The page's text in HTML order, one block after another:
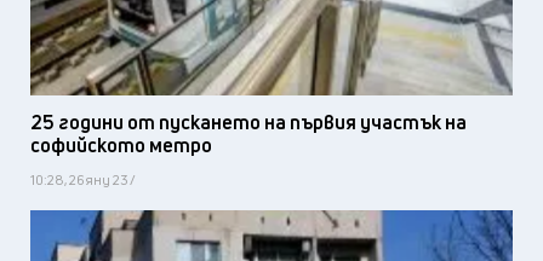
25 години от пускането на първия участък на
софийското метро
10:28, 26 яну 23 /